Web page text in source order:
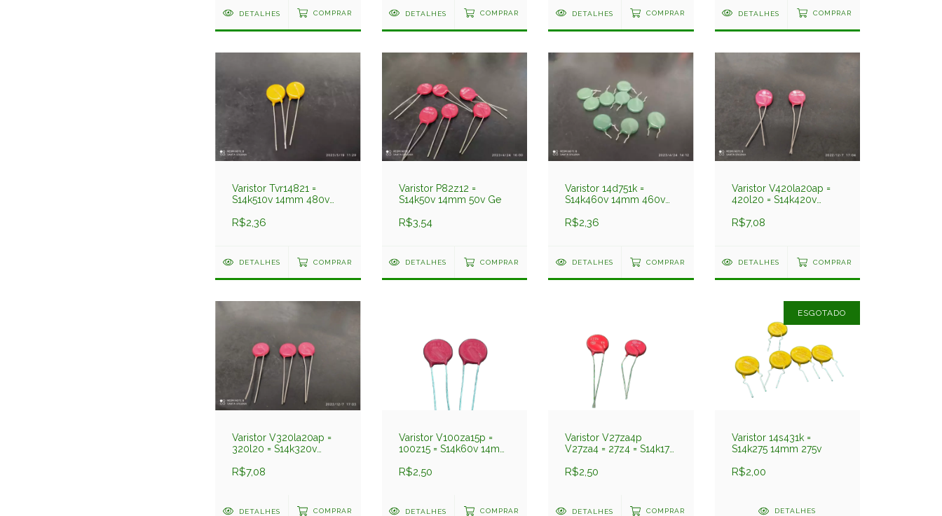
DETALHES COMPRAR DETALHES COMPRAR DETALHES COMPRAR DETALHES COMPRAR
Varistor Tvr14821 =
S14k510v 14mm 480v
R$2,36
DETALHES COMPRAR
Varistor P82z12 =
S14k50v 14mm 50v Ge
R$3,54
DETALHES COMPRAR
Varistor 14d751k =
S14k460v 14mm 460v
R$2,36
DETALHES COMPRAR
Varistor V420la20ap =
420l20 = S14k420v
R$7,08
DETALHES COMPRAR
Varistor V320la20ap =
320l20 = S14k320v
R$7,08
DETALHES COMPRAR
Varistor V100za15p =
100z15 = S14k60v 14mm
R$2,50
DETALHES COMPRAR
Varistor V27za4p
V27za4 = 27z4 = S14k17v
R$2,50
DETALHES COMPRAR
ESGOTADO
Varistor 14s431k =
S14k275 14mm 275v
R$2,00
DETALHES